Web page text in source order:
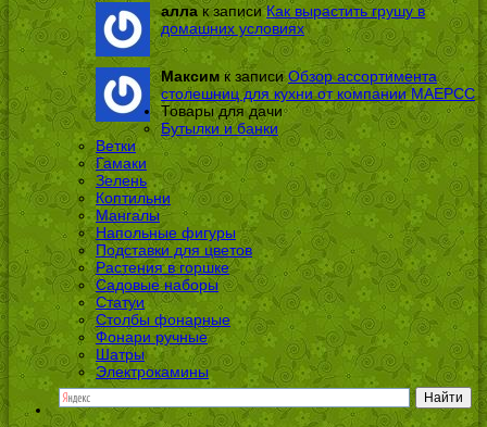
аллак записиКак вырастить грушу в
домашних условиях
Максимк записиОбзор ассортимента
столешниц для кухни от компании МАЕРСС
Товары для дачи
Бутылки и банки
Ветки
Гамаки
Зелень
Коптильни
Мангалы
Напольные фигуры
Подставки для цветов
Растения в горшке
Садовые наборы
Статуи
Столбы фонарные
Фонари ручные
Шатры
Электрокамины